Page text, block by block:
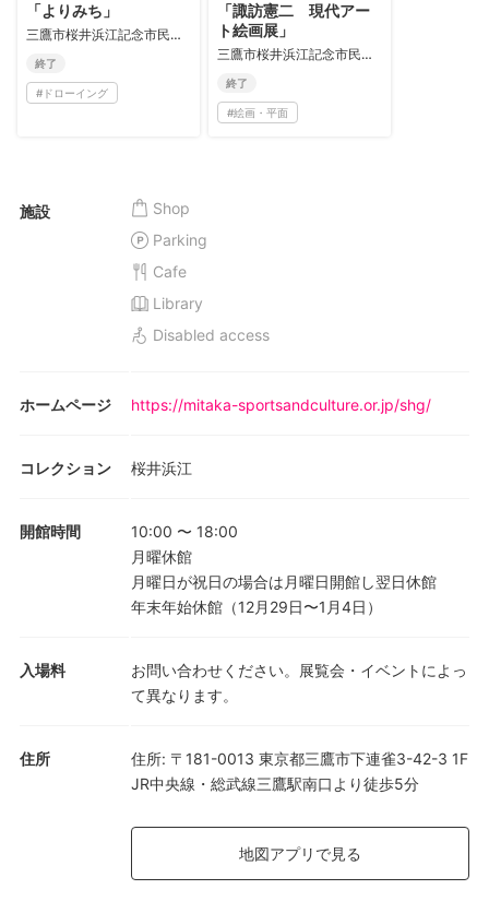
「よりみち」
三鷹市桜井浜江記念市民ギャラリー
終了
# ドローイング
「諏訪憲二 現代アー
ト絵画展」
三鷹市桜井浜江記念市民ギャラリー
終了
#絵画・平面
施設
Shop
Parking
Cafe
Library
Disabled access
ホームページ https://mitaka-sportsandculture.or.jp/shg/
コレクション 桜井浜江
開館時間 10:00 〜 18:00
月曜休館
月曜日が祝日の場合は月曜日開館し翌日休館
年末年始休館（12月29日〜1月4日）
入場料
お問い合わせください。展覧会・イベントによっ
て異なります。
住所 住所: 〒181-0013 東京都三鷹市下連雀3-42-3 1F
JR中央線・総武線三鷹駅南口より徒歩5分
地図アプリで見る